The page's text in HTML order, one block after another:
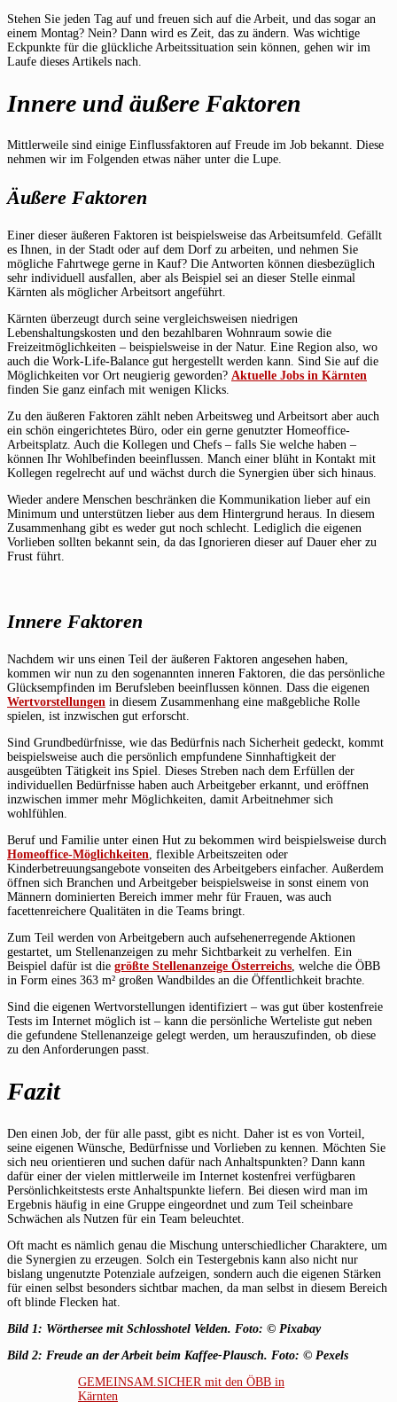
Stehen Sie jeden Tag auf und freuen sich auf die Arbeit, und das sogar an
einem Montag? Nein? Dann wird es Zeit, das zu ändern. Was wichtige
Eckpunkte für die glückliche Arbeitssituation sein können, gehen wir im
Laufe dieses Artikels nach.
Innere und äußere Faktoren
Mittlerweile sind einige Einflussfaktoren auf Freude im Job bekannt. Diese
nehmen wir im Folgenden etwas näher unter die Lupe.
Äußere Faktoren
Einer dieser äußeren Faktoren ist beispielsweise das Arbeitsumfeld. Gefällt
es Ihnen, in der Stadt oder auf dem Dorf zu arbeiten, und nehmen Sie
mögliche Fahrtwege gerne in Kauf? Die Antworten können diesbezüglich
sehr individuell ausfallen, aber als Beispiel sei an dieser Stelle einmal
Kärnten als möglicher Arbeitsort angeführt.
Kärnten überzeugt durch seine vergleichsweisen niedrigen
Lebenshaltungskosten und den bezahlbaren Wohnraum sowie die
Freizeitmöglichkeiten – beispielsweise in der Natur. Eine Region also, wo
auch die Work-Life-Balance gut hergestellt werden kann. Sind Sie auf die
Möglichkeiten vor Ort neugierig geworden? Aktuelle Jobs in Kärnten
finden Sie ganz einfach mit wenigen Klicks.
Zu den äußeren Faktoren zählt neben Arbeitsweg und Arbeitsort aber auch
ein schön eingerichtetes Büro, oder ein gerne genutzter Homeoffice-
Arbeitsplatz. Auch die Kollegen und Chefs – falls Sie welche haben –
können Ihr Wohlbefinden beeinflussen. Manch einer blüht in Kontakt mit
Kollegen regelrecht auf und wächst durch die Synergien über sich hinaus.
Wieder andere Menschen beschränken die Kommunikation lieber auf ein
Minimum und unterstützen lieber aus dem Hintergrund heraus. In diesem
Zusammenhang gibt es weder gut noch schlecht. Lediglich die eigenen
Vorlieben sollten bekannt sein, da das Ignorieren dieser auf Dauer eher zu
Frust führt.
Innere Faktoren
Nachdem wir uns einen Teil der äußeren Faktoren angesehen haben,
kommen wir nun zu den sogenannten inneren Faktoren, die das persönliche
Glücksempfinden im Berufsleben beeinflussen können. Dass die eigenen
Wertvorstellungen in diesem Zusammenhang eine maßgebliche Rolle
spielen, ist inzwischen gut erforscht.
Sind Grundbedürfnisse, wie das Bedürfnis nach Sicherheit gedeckt, kommt
beispielsweise auch die persönlich empfundene Sinnhaftigkeit der
ausgeübten Tätigkeit ins Spiel. Dieses Streben nach dem Erfüllen der
individuellen Bedürfnisse haben auch Arbeitgeber erkannt, und eröffnen
inzwischen immer mehr Möglichkeiten, damit Arbeitnehmer sich
wohlfühlen.
Beruf und Familie unter einen Hut zu bekommen wird beispielsweise durch
Homeoffice-Möglichkeiten, flexible Arbeitszeiten oder
Kinderbetreuungsangebote vonseiten des Arbeitgebers einfacher. Außerdem
öffnen sich Branchen und Arbeitgeber beispielsweise in sonst einem von
Männern dominierten Bereich immer mehr für Frauen, was auch
facettenreichere Qualitäten in die Teams bringt.
Zum Teil werden von Arbeitgebern auch aufsehenerregende Aktionen
gestartet, um Stellenanzeigen zu mehr Sichtbarkeit zu verhelfen. Ein
Beispiel dafür ist die größte Stellenanzeige Österreichs, welche die ÖBB
in Form eines 363 m² großen Wandbildes an die Öffentlichkeit brachte.
Sind die eigenen Wertvorstellungen identifiziert – was gut über kostenfreie
Tests im Internet möglich ist – kann die persönliche Werteliste gut neben
die gefundene Stellenanzeige gelegt werden, um herauszufinden, ob diese
zu den Anforderungen passt.
Fazit
Den einen Job, der für alle passt, gibt es nicht. Daher ist es von Vorteil,
seine eigenen Wünsche, Bedürfnisse und Vorlieben zu kennen. Möchten Sie
sich neu orientieren und suchen dafür nach Anhaltspunkten? Dann kann
dafür einer der vielen mittlerweile im Internet kostenfrei verfügbaren
Persönlichkeitstests erste Anhaltspunkte liefern. Bei diesen wird man im
Ergebnis häufig in eine Gruppe eingeordnet und zum Teil scheinbare
Schwächen als Nutzen für ein Team beleuchtet.
Oft macht es nämlich genau die Mischung unterschiedlicher Charaktere, um
die Synergien zu erzeugen. Solch ein Testergebnis kann also nicht nur
bislang ungenutzte Potenziale aufzeigen, sondern auch die eigenen Stärken
für einen selbst besonders sichtbar machen, da man selbst in diesem Bereich
oft blinde Flecken hat.
Bild 1: Wörthersee mit Schlosshotel Velden. Foto: © Pixabay
Bild 2: Freude an der Arbeit beim Kaffee-Plausch. Foto: © Pexels
GEMEINSAM.SICHER mit den ÖBB in
Kärnten